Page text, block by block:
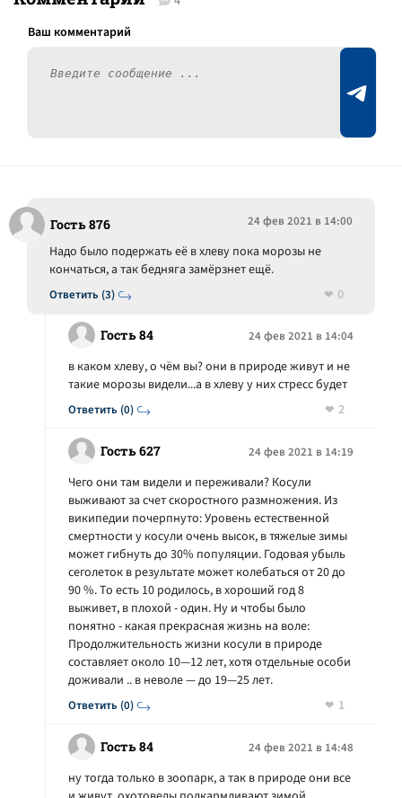
Гость 876 24 фев 2021 в 14:00
Ответить (3)
Надо было подержать её в хлеву пока морозы не
кончаться, а так бедняга замёрзнет ещё.
0
Гость 84 24 фев 2021 в 14:04
Ответить (0)
в каком хлеву, о чём вы? они в природе живут и не
такие морозы видели...а в хлеву у них стресс будет
2
Гость 627 24 фев 2021 в 14:19
Ответить (0)
Чего они там видели и переживали? Косули
выживают за счет скоростного размножения. Из
википедии почерпнуто: Уровень естественной
смертности у косули очень высок, в тяжелые зимы
может гибнуть до 30% популяции. Годовая убыль
сеголеток в результате может колебаться от 20 до
90 %. То есть 10 родилось, в хороший год 8
выживет, в плохой - один. Ну и чтобы было
понятно - какая прекрасная жизнь на воле:
Продолжительность жизни косули в природе
составляет около 10—12 лет, хотя отдельные особи
доживали .. в неволе — до 19—25 лет.
1
Гость 84 24 фев 2021 в 14:48
ну тогда только в зоопарк, а так в природе они все